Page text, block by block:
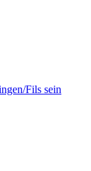
Fils sein